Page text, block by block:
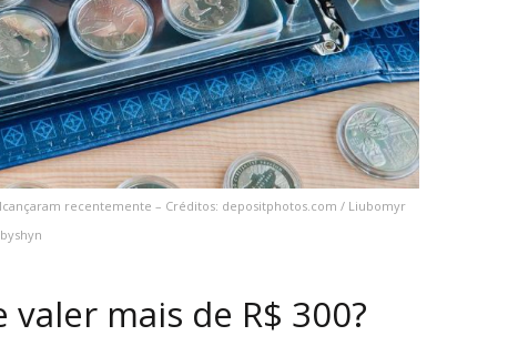
recentemente – Créditos: depositphotos.com / Liubomyr
mais de R$ 300?